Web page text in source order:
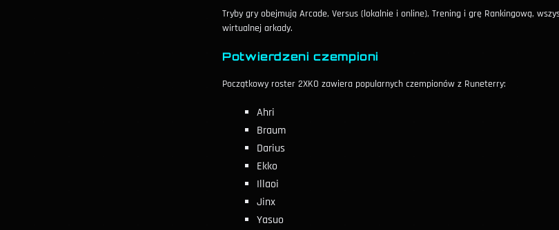
Tryby gry obejmują Arcade, Versus (lokalnie i online), Trening i grę Rankingową,
wirtualnej arkady.
Potwierdzeni czempioni
Początkowy roster 2XKO zawiera popularnych czempionów z Runeterry:
Ahri
Braum
Darius
Ekko
Illaoi
Jinx
Yasuo